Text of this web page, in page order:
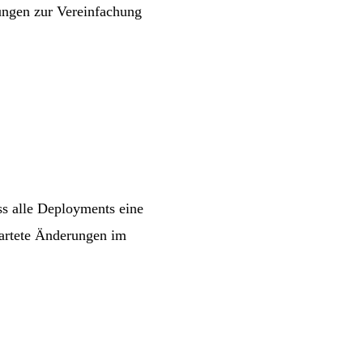
zur Vereinfachung
alle Deployments eine
Änderungen im